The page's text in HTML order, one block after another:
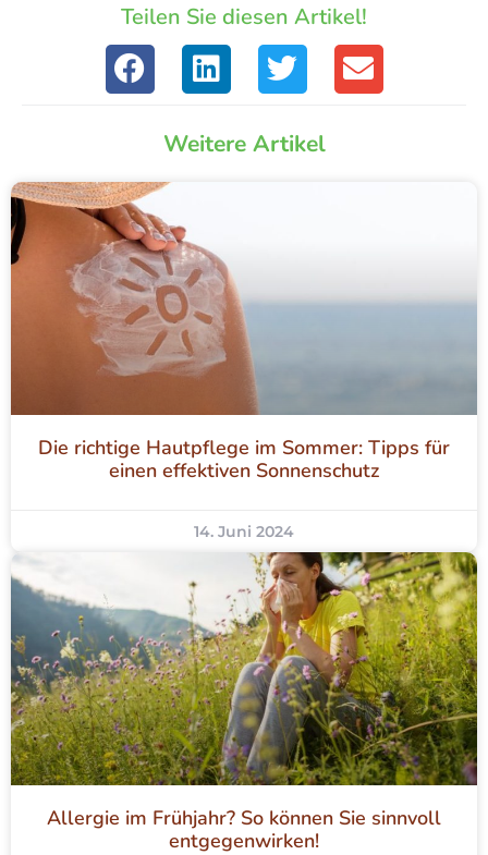
Teilen Sie diesen Artikel!
Weitere Artikel
Die richtige Hautpflege im Sommer: Tipps für
einen effektiven Sonnenschutz
14. Juni 2024
Allergie im Frühjahr? So können Sie sinnvoll
entgegenwirken!